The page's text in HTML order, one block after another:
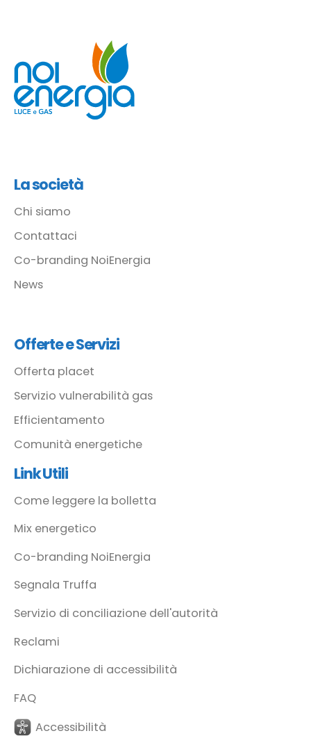
La società
Chi siamo
Contattaci
Co-branding NoiEnergia
News
Offerte e Servizi
Offerta placet
Servizio vulnerabilità gas
Efficientamento
Comunità energetiche
Link Utili
Come leggere la bolletta
Mix energetico
Co-branding NoiEnergia
Segnala Truffa
Servizio di conciliazione dell'autorità
Reclami
Dichiarazione di accessibilità
FAQ
Accessibilità